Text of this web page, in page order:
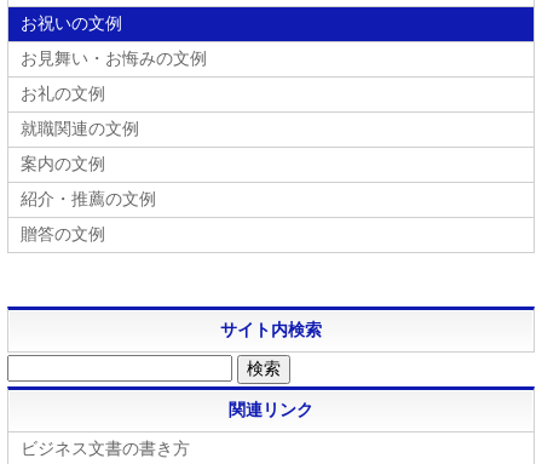
お祝いの文例
お見舞い・お悔みの文例
お礼の文例
就職関連の文例
案内の文例
紹介・推薦の文例
贈答の文例
サイト内検索
関連リンク
ビジネス文書の書き方